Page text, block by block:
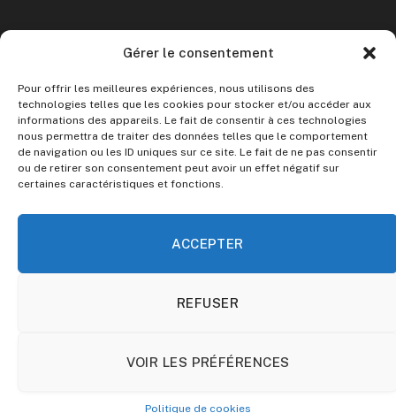
Gérer le consentement
Pour offrir les meilleures expériences, nous utilisons des
technologies telles que les cookies pour stocker et/ou accéder aux
informations des appareils. Le fait de consentir à ces technologies
nous permettra de traiter des données telles que le comportement
de navigation ou les ID uniques sur ce site. Le fait de ne pas consentir
ou de retirer son consentement peut avoir un effet négatif sur
certaines caractéristiques et fonctions.
ACCEPTER
REFUSER
VOIR LES PRÉFÉRENCES
Politique de cookies
CONVERTISSEUR CRYPTO
Crypto vers Dollar
Le site ne fournit aucun conseil en investissement.
Toute décision d’investissement doit être précédée de vos
© 2026 Guide Crypto. Parce que tout le monde mérite de
Mentions Légales Politique de cookies